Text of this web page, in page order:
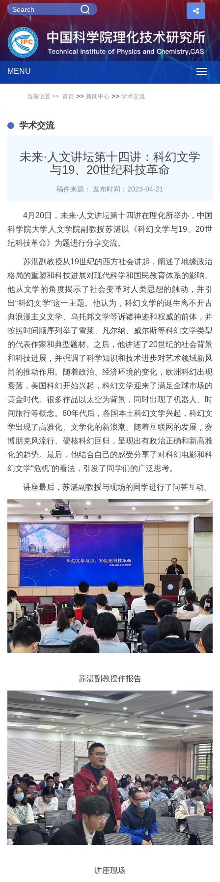
MENU
当前位置 >> 首页 >> 新闻中心 >> 学术交流
学术交流
未来·人文讲坛第十四讲：科幻文学
与19、20世纪科技革命
稿件来源： 发布时间：2023-04-21
4月20日，未来·人文讲坛第十四讲在理化所举办，中国
科学院大学人文学院副教授苏湛以《科幻文学与19、20世
纪科技革命》为题进行分享交流。
苏湛副教授从19世纪的西方社会讲起，阐述了地缘政治
格局的重塑和科技进展对现代科学和国民教育体系的影响。
他从文学的角度揭示了社会变革对人类思想的触动，并引
出“科幻文学”这一主题。他认为，科幻文学的诞生离不开古
典浪漫主义文学、乌托邦文学等诉诸神迹和权威的前体，并
按照时间顺序列举了雪莱、凡尔纳、威尔斯等科幻文学类型
的代表作家和典型题材。之后，他讲述了20世纪的社会背景
和科技进展，并强调了科学知识和技术进步对艺术领域新风
尚的推动作用。随着政治、经济环境的变化，欧洲科幻出现
衰落，美国科幻开始兴起，科幻文学迎来了满足全球市场的
黄金时代。很多作品以太空为背景，同时出现了机器人、时
间旅行等概念。60年代后，各国本土科幻文学兴起，科幻文
学出现了高雅化、文学化的新浪潮。随着互联网的发展，赛
博朋克风流行、硬核科幻回归，呈现出有政治正确和新高雅
化的趋势。最后，他结合自己的感受分享了对科幻电影和科
幻文学“危机”的看法，引发了同学们的广泛思考。
讲座最后，苏湛副教授与现场的同学进行了问答互动。
苏湛副教授作报告
讲座现场